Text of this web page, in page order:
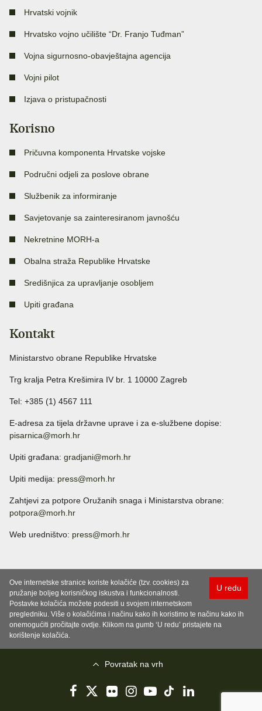
Hrvatski vojnik
Hrvatsko vojno učilište “Dr. Franjo Tuđman”
Vojna sigurnosno-obavještajna agencija
Vojni pilot
Izjava o pristupačnosti
Korisno
Pričuvna komponenta Hrvatske vojske
Područni odjeli za poslove obrane
Službenik za informiranje
Savjetovanje sa zainteresiranom javnošću
Nekretnine MORH-a
Obalna straža Republike Hrvatske
Središnjica za upravljanje osobljem
Upiti građana
Kontakt
Ministarstvo obrane Republike Hrvatske
Trg kralja Petra Krešimira IV br. 1 10000 Zagreb
Tel: +385 (1) 4567 111
E-adresa za tijela državne uprave i za e-službene dopise:
pisarnica@morh.hr
Upiti građana: gradjani@morh.hr
Upiti medija: press@morh.hr
Zahtjevi za potpore Oružanih snaga i Ministarstva obrane:
potpora@morh.hr
Web uredništvo: press@morh.hr
U redu
Ove internetske stranice koriste kolačiće (tzv. cookies) za
pružanje boljeg korisničkog iskustva i funkcionalnosti.
Postavke kolačića možete podesiti u svojem internetskom
pregledniku. Više o kolačićima i načinu kako ih koristimo te načinu kako ih
onemogućiti pročitajte ovdje. Klikom na gumb ‘U redu’ pristajete na
korištenje kolačića.
Povratak na vrh